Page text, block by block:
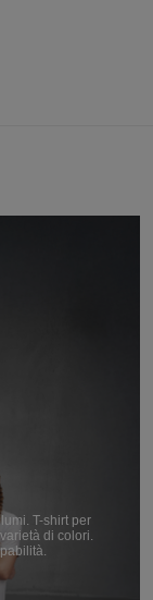
T-shirt per
di colori.